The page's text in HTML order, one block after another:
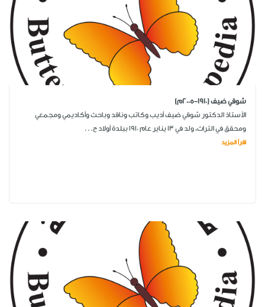
شوقي ضيف (1910-2005م)
الأستاذ الدكتور شوقي ضيف أديب وكاتب وناقد وباحث وأكاديمي ومجمعي
ومحقق في التراث، ولد في 13 يناير عام 1910 ببلدة أولاد ح...
اقرأ المزيد